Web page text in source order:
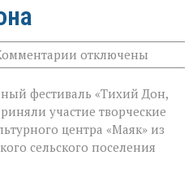
к
записи
фестиваль
объединил
творческие
коллективы
Дона
отключены
фестиваль «Тихий Дон,
участие творческие
центра «Маяк» из
сельского поселения